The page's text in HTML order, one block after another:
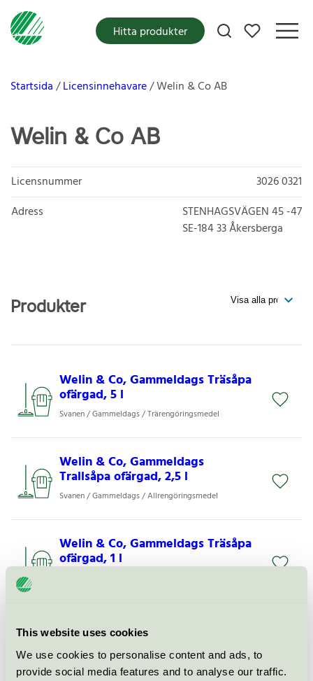
This website uses cookies
We use cookies to personalise content and ads, to
provide social media features and to analyse our traffic.
Mina favoriter
Hitta produkter
Startsida Licensinnehavare Welin & Co AB
Welin & Co AB
Licensnummer
3026 0321
Adress
STENHAGSVÄGEN 45 -47
SE-184 33Åkersberga
Produkter
Welin & Co, Gammeldags Träsåpa
ofärgad, 5 l
Svanen / Gammeldags / Trärengöringsmedel
Welin & Co, Gammeldags
Trallsåpa ofärgad, 2,5 l
Svanen / Gammeldags / Allrengöringsmedel
Welin & Co, Gammeldags Träsåpa
ofärgad, 1 l
Welin & Co, Gammeldags
Spraysåpa, 0,5 l
Svanen / Gammeldags / Allrengöringsmedel